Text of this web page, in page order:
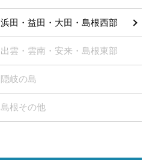
浜田・益田・大田・島根西部
出雲・雲南・安来・島根東部
隠岐の島
島根その他